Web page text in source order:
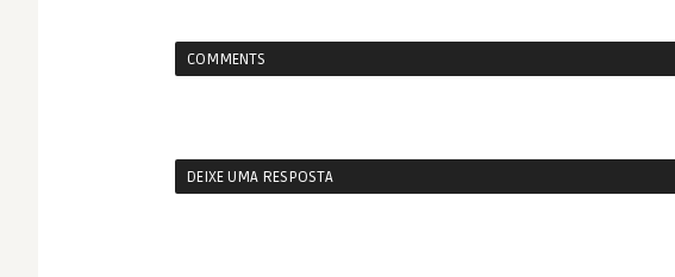
COMMENTS
DEIXE UMA RESPOSTA